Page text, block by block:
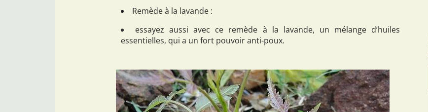
Remède à la lavande :
essayez aussi avec ce remède à la lavande, un mélange d’huiles
essentielles, qui a un fort pouvoir anti-poux.